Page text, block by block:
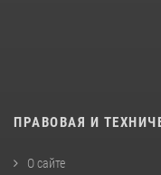
ПРАВОВАЯ И
О сайте